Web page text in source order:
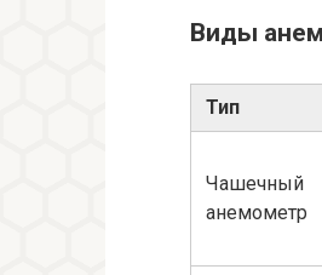
Виды
Тип
Чашечный
анемометр